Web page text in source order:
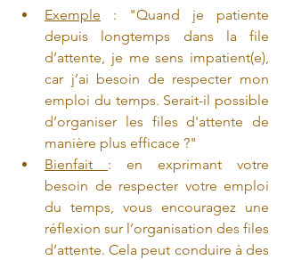
Exemple : "Quand je patiente
depuis longtemps dans la file
d’attente, je me sens impatient(e),
car j’ai besoin de respecter mon
emploi du temps. Serait-il possible
d’organiser les files d'attente de
manière plus efficace ?"
Bienfait : en exprimant votre
besoin de respecter votre emploi
du temps, vous encouragez une
réflexion sur l’organisation des files
d’attente. Cela peut conduire à des